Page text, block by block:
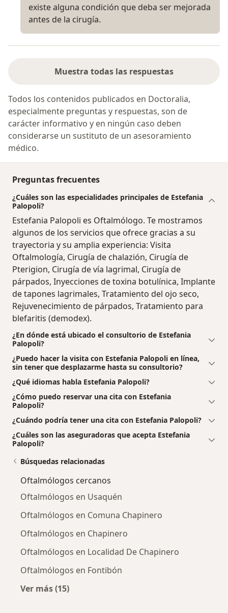
existe alguna condición que deba ser mejorada
antes de la cirugía.
Muestra todas las respuestas
Todos los contenidos publicados en Doctoralia,
especialmente preguntas y respuestas, son de
carácter informativo y en ningún caso deben
considerarse un sustituto de un asesoramiento
médico.
Preguntas frecuentes
¿Cuáles son las especialidades principales de Estefania
Palopoli?
Estefania Palopoli es Oftalmólogo. Te mostramos
algunos de los servicios que ofrece gracias a su
trayectoria y su amplia experiencia: Visita
Oftalmología, Cirugía de chalazión, Cirugía de
Pterigion, Cirugía de vía lagrimal, Cirugía de
párpados, Inyecciones de toxina botulínica, Implante
de tapones lagrimales, Tratamiento del ojo seco,
Rejuvenecimiento de párpados, Tratamiento para
blefaritis (demodex).
¿En dónde está ubicado el consultorio de Estefania
Palopoli?
¿Puedo hacer la visita con Estefania Palopoli en línea,
sin tener que desplazarme hasta su consultorio?
¿Qué idiomas habla Estefania Palopoli?
¿Cómo puedo reservar una cita con Estefania
Palopoli?
¿Cuándo podría tener una cita con Estefania Palopoli?
¿Cuáles son las aseguradoras que acepta Estefania
Palopoli?
Búsquedas relacionadas
Oftalmólogos cercanos
Oftalmólogos en Usaquén
Oftalmólogos en Comuna Chapinero
Oftalmólogos en Chapinero
Oftalmólogos en Localidad De Chapinero
Oftalmólogos en Fontibón
Ver más (15)